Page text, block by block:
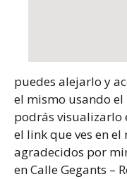
puedes alejarlo y
el mismo usando
podrás visualizarlo
el link que ves en
agradecidos por
en Calle Gegants –